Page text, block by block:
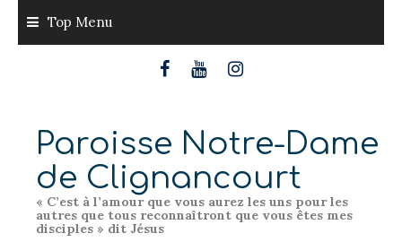
content
Top Menu
Paroisse Notre-Dame
de Clignancourt
« C’est à l’amour que vous aurez les uns pour les
autres que tous reconnaîtront que vous êtes mes
disciples » dit Jésus